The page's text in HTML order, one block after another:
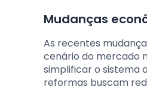
Mudanças
As recentes
cenário do mercado
simplificar o sistema
reformas buscam